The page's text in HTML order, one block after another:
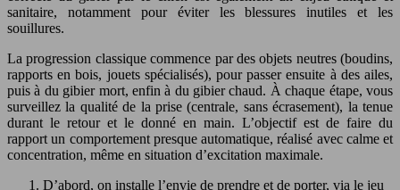
sanitaire, notamment pour éviter les blessures inutiles et les
souillures.
La progression classique commence par des objets neutres (boudins,
rapports en bois, jouets spécialisés), pour passer ensuite à des ailes,
puis à du gibier mort, enfin à du gibier chaud. À chaque étape, vous
surveillez la qualité de la prise (centrale, sans écrasement), la tenue
durant le retour et le donné en main. L’objectif est de faire du
rapport un comportement presque automatique, réalisé avec calme et
concentration, même en situation d’excitation maximale.
D’abord, on installe l’envie de prendre et de porter, via le jeu